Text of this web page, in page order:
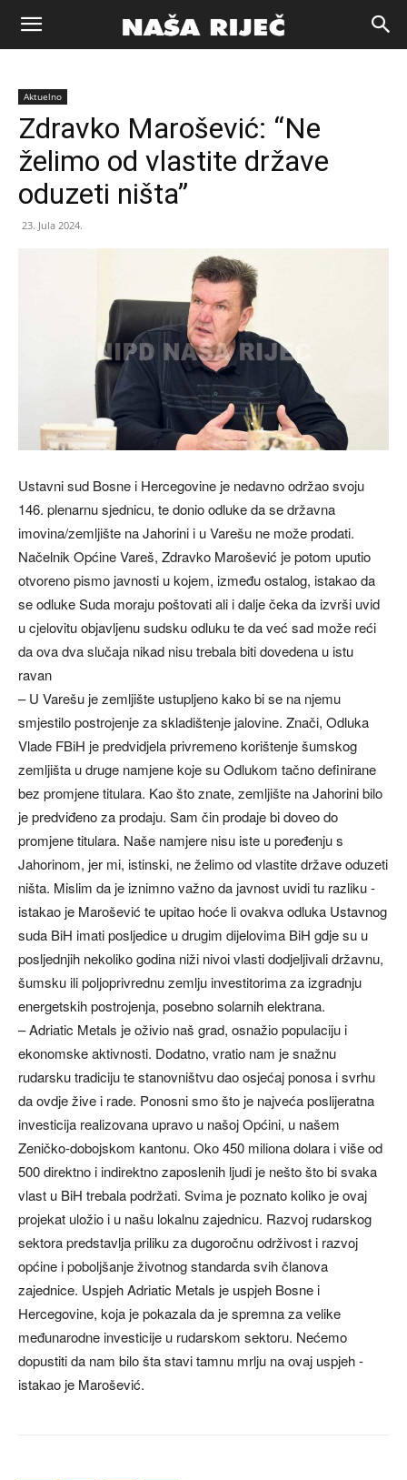
Naša
riječ
Aktuelno
Zdravko Marošević: “Ne
želimo od vlastite države
oduzeti ništa”
23. Jula 2024.
Ustavni sud Bosne i Hercegovine je nedavno održao svoju
146. plenarnu sjednicu, te donio odluke da se državna
imovina/zemljište na Jahorini i u Varešu ne može prodati.
Načelnik Općine Vareš, Zdravko Marošević je potom uputio
otvoreno pismo javnosti u kojem, između ostalog, istakao da
se odluke Suda moraju poštovati ali i dalje čeka da izvrši uvid
u cjelovitu objavljenu sudsku odluku te da već sad može reći
da ova dva slučaja nikad nisu trebala biti dovedena u istu
ravan
– U Varešu je zemljište ustupljeno kako bi se na njemu
smjestilo postrojenje za skladištenje jalovine. Znači, Odluka
Vlade FBiH je predvidjela privremeno korištenje šumskog
zemljišta u druge namjene koje su Odlukom tačno definirane
bez promjene titulara. Kao što znate, zemljište na Jahorini bilo
je predviđeno za prodaju. Sam čin prodaje bi doveo do
promjene titulara. Naše namjere nisu iste u poređenju s
Jahorinom, jer mi, istinski, ne želimo od vlastite države oduzeti
ništa. Mislim da je iznimno važno da javnost uvidi tu razliku -
istakao je Marošević te upitao hoće li ovakva odluka Ustavnog
suda BiH imati posljedice u drugim dijelovima BiH gdje su u
posljednjih nekoliko godina niži nivoi vlasti dodjeljivali državnu,
šumsku ili poljoprivrednu zemlju investitorima za izgradnju
energetskih postrojenja, posebno solarnih elektrana.
– Adriatic Metals je oživio naš grad, osnažio populaciju i
ekonomske aktivnosti. Dodatno, vratio nam je snažnu
rudarsku tradiciju te stanovništvu dao osjećaj ponosa i svrhu
da ovdje žive i rade. Ponosni smo što je najveća poslijeratna
investicija realizovana upravo u našoj Općini, u našem
Zeničko-dobojskom kantonu. Oko 450 miliona dolara i više od
500 direktno i indirektno zaposlenih ljudi je nešto što bi svaka
vlast u BiH trebala podržati. Svima je poznato koliko je ovaj
projekat uložio i u našu lokalnu zajednicu. Razvoj rudarskog
sektora predstavlja priliku za dugoročnu održivost i razvoj
općine i poboljšanje životnog standarda svih članova
zajednice. Uspjeh Adriatic Metals je uspjeh Bosne i
Hercegovine, koja je pokazala da je spremna za velike
međunarodne investicije u rudarskom sektoru. Nećemo
dopustiti da nam bilo šta stavi tamnu mrlju na ovaj uspjeh -
istakao je Marošević.